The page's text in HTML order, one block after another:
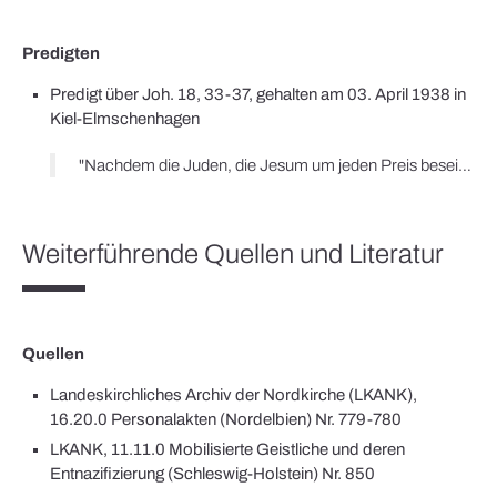
Predigten
Predigt über Joh. 18, 33-37, gehalten am 03. April 1938 in
Kiel-Elmschenhagen
"Nachdem die Juden, die Jesum um jeden Preis beseitigen wollten, sein Todesurteil gesprochen haben, bringen sie ihn zu Pilatus, der als Vertreter des römischen Kaisers das Recht über Leben und Tod hat. […] Um vor ihm Gehör zu finden, mussten sie gegen Jesus eine Anklage vorbringen, die irgendwie als Frevel gegen den römischen Staat angesehen werden muss. Johannes gibt uns in unserem Text keine genaue Auskunft über die Anschuldigungen, jedoch die Frage des Pilatus 'Bist du der Juden König?' lässt uns erkennen, dass sie ihn als einen Aufrührer gegen das römische Reich hingestellt haben, wie es uns auch von dem Evangelisten Lukas berichtet wird. […] Wäre er nach ihren Erwartungen als König gekommen, sie hätten ihm zugejubelt, ihn aber niemals deswegen vor die römische Gerichtsbarkeit geschleppt. […] 'Mein Reich ist nicht von dieser Welt.' Damit wehrt Jesus jede falsche Anschauung von seinem Königtum ab. Er stellt sich mit seinem Ausspruch gegen die alte jüdische Messiaserwartung. Er steht damit aber auch gleichzeitig ausserhalb des Judentums. […] Wir wollen bedenken, dass wir Kirche Christi sind […]. Darum wollen wir uns hüten, wieder in den alten Fehler der Juden zu verfallen. Wir wollen Gott danken, dass er uns in Christus die Wahrheit geschenkt hat und uns so den Weg zu sich frei gemacht hat."
Weiterführende Quellen und Literatur
Quellen
Landeskirchliches Archiv der Nordkirche (LKANK),
16.20.0 Personalakten (Nordelbien) Nr. 779-780
LKANK, 11.11.0 Mobilisierte Geistliche und deren
Entnazifizierung (Schleswig-Holstein) Nr. 850